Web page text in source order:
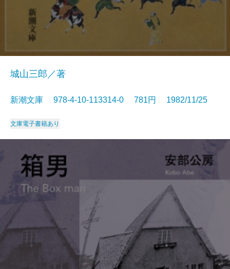
城山三郎／著
新潮文庫 978-4-10-113314-0 781円 1982/11/25
文庫電子書籍あり